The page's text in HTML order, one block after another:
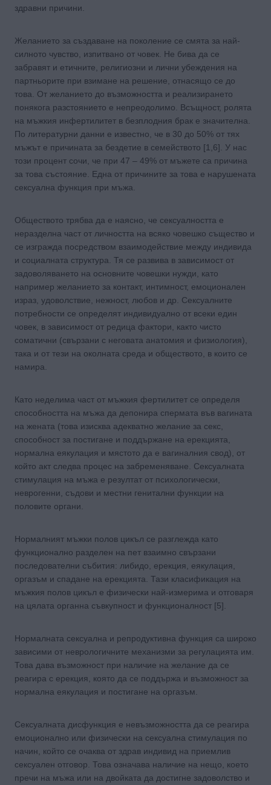
здравни причини.
Желанието за създаване на поколение се смята за най-
силното чувство, изпитвано от човек. Не бива да се
забравят и етичните, религиозни и лични убеждения на
партньорите при взимане на решение, отнасящо се до
това. От желанието до възможността и реализирането
понякога разстоянието е непреодолимо. Всъщност, ролята
на мъжкия инфертилитет в безплодния брак е значителна.
По литературни данни е известно, че в 30 до 50% от тях
мъжът е причината за бездетие в семейството [1,6]. У нас
този процент сочи, че при 47 – 49% от мъжете са причина
за това състояние. Една от причините за това е нарушената
сексуална функция при мъжа.
Обществото трябва да е наясно, че сексуалността е
неразделна част от личността на всяко човешко същество и
се изгражда посредством взаимодействие между индивида
и социалната структура. Тя се развива в зависимост от
задоволяването на основните човешки нужди, като
например желанието за контакт, интимност, емоционален
израз, удоволствие, нежност, любов и др. Сексуалните
потребности се определят индивидуално от всеки един
човек, в зависимост от редица фактори, както чисто
соматични (свързани с неговата анатомия и физиология),
така и от тези на околната среда и обществото, в които се
намира.
Като неделима част от мъжкия фертилитет се определя
способността на мъжа да депонира спермата във вагината
на жената (това изисква адекватно желание за секс,
способност за постигане и поддържане на ерекцията,
нормална еякулация и мястото да е вагиналния свод), от
който акт следва процес на забременяване. Сексуалната
стимулация на мъжа е резултат от психологически,
неврогенни, съдови и местни генитални функции на
половите органи.
Нормалният мъжки полов цикъл се разглежда като
функционално разделен на пет взаимно свързани
последователни събития: либидо, ерекция, еякулация,
оргазъм и спадане на ерекцията. Тази класификация на
мъжкия полов цикъл е физически най-измерима и отговаря
на цялата органна съвкупност и функционалност [5].
Нормалната сексуална и репродуктивна функция са широко
зависими от неврологичните механизми за регулацията им.
Това дава възможност при наличие на желание да се
реагира с ерекция, която да се поддържа и възможност за
нормална еякулация и постигане на оргазъм.
Сексуалната дисфункция е невъзможността да се реагира
емоционално или физически на сексуална стимулация по
начин, който се очаква от здрав индивид на приемлив
сексуален отговор. Това означава наличие на нещо, което
пречи на мъжа или на двойката да достигне задоволство и